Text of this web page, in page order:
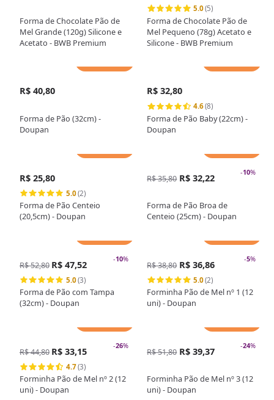
Forma de Chocolate Pão de
Mel Grande (120g) Silicone e
Acetato - BWB Premium
5.0(5)
Forma de Chocolate Pão de
Mel Pequeno (78g) Acetato e
Silicone - BWB Premium
R$ 40,80
Forma de Pão (32cm) -
Doupan
R$ 32,80
4.6(8)
Forma de Pão Baby (22cm) -
Doupan
R$ 25,80
5.0(2)
Forma de Pão Centeio
(20,5cm) - Doupan
-10%
R$ 35,80 R$ 32,22
Forma de Pão Broa de
Centeio (25cm) - Doupan
-10%
R$ 52,80 R$ 47,52
5.0(3)
Forma de Pão com Tampa
(32cm) - Doupan
-5%
R$ 38,80 R$ 36,86
5.0(2)
Forminha Pão de Mel nº 1 (12
uni) - Doupan
-26%
R$ 44,80 R$ 33,15
4.7(3)
Forminha Pão de Mel nº 2 (12
uni) - Doupan
-24%
R$ 51,80 R$ 39,37
Forminha Pão de Mel nº 3 (12
uni) - Doupan